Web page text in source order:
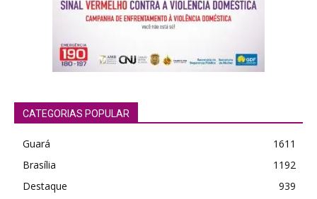
CATEGORIAS POPULAR
Guará
1611
Brasília
1192
Destaque
939